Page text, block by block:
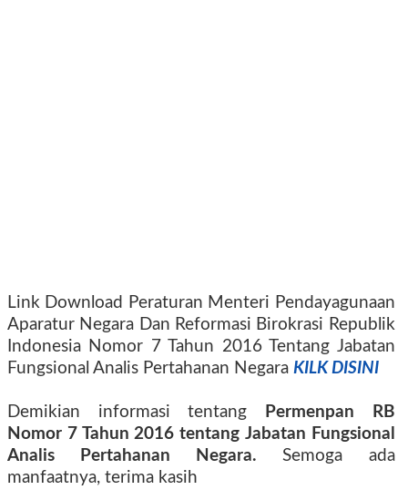
Link Download Peraturan Menteri Pendayagunaan
Aparatur Negara Dan Reformasi Birokrasi Republik
Indonesia Nomor 7 Tahun 2016 Tentang Jabatan
Fungsional Analis Pertahanan Negara KILK DISINI
Demikian informasi tentang
Permenpan RB
Nomor 7 Tahun 2016 tentang Jabatan Fungsional
Analis Pertahanan Negara.
Semoga ada
manfaatnya, terima kasih